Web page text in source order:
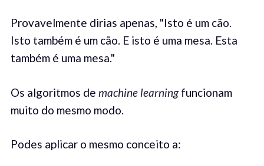
Provavelmente dirias apenas, "Isto é um cão.
Isto também é um cão. E isto é uma mesa. Esta
também é uma mesa."
Os algoritmos de machine learningfuncionam
muito do mesmo modo.
Podes aplicar o mesmo conceito a: